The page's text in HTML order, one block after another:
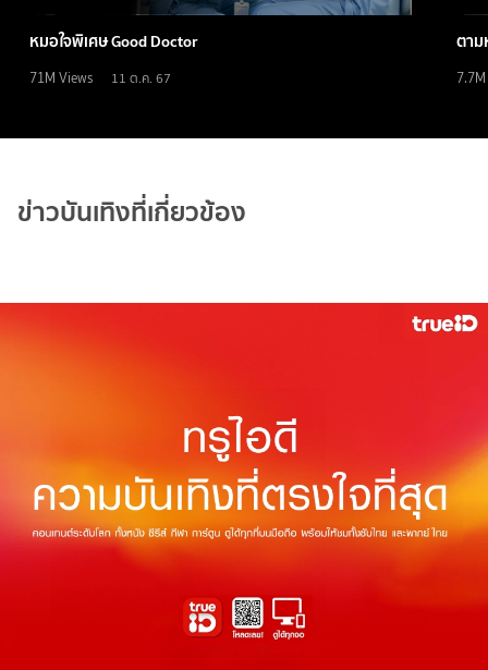
หมอใจพิเศษ Good Doctor
71M Views 11 ต.ค. 67
ตาม
7.7M
ข่าวบันเทิงที่เกี่ยวข้อง